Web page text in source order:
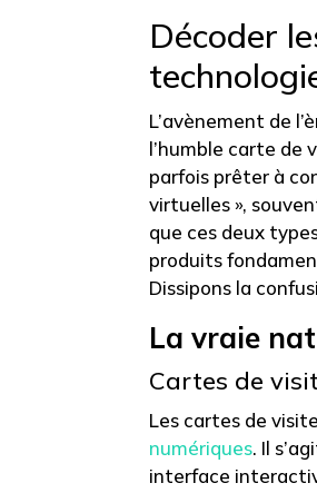
Décoder
L’avènement de
l’humble carte de
parfois prêter à
virtuelles »,
que ces deux
produits
Dissipons la
La vraie
Cartes de
Les cartes de
numériques. Il
interface